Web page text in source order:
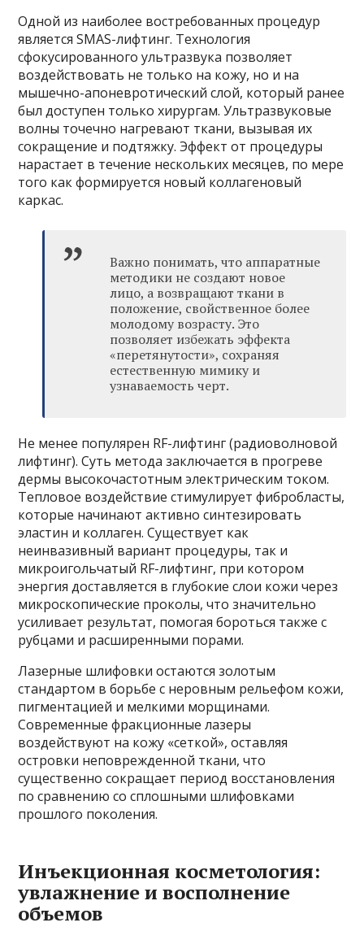
Одной из наиболее востребованных процедур
является SMAS-лифтинг. Технология
сфокусированного ультразвука позволяет
воздействовать не только на кожу, но и на
мышечно-апоневротический слой, который ранее
был доступен только хирургам. Ультразвуковые
волны точечно нагревают ткани, вызывая их
сокращение и подтяжку. Эффект от процедуры
нарастает в течение нескольких месяцев, по мере
того как формируется новый коллагеновый
каркас.
Важно понимать, что аппаратные
методики не создают новое
лицо, а возвращают ткани в
положение, свойственное более
молодому возрасту. Это
позволяет избежать эффекта
«перетянутости», сохраняя
естественную мимику и
узнаваемость черт.
Не менее популярен RF-лифтинг (радиоволновой
лифтинг). Суть метода заключается в прогреве
дермы высокочастотным электрическим током.
Тепловое воздействие стимулирует фибробласты,
которые начинают активно синтезировать
эластин и коллаген. Существует как
неинвазивный вариант процедуры, так и
микроигольчатый RF-лифтинг, при котором
энергия доставляется в глубокие слои кожи через
микроскопические проколы, что значительно
усиливает результат, помогая бороться также с
рубцами и расширенными порами.
Лазерные шлифовки остаются золотым
стандартом в борьбе с неровным рельефом кожи,
пигментацией и мелкими морщинами.
Современные фракционные лазеры
воздействуют на кожу «сеткой», оставляя
островки неповрежденной ткани, что
существенно сокращает период восстановления
по сравнению со сплошными шлифовками
прошлого поколения.
Инъекционная косметология:
увлажнение и восполнение
объемов